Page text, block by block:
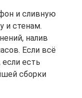
и сливную
и стенам.
налив
Если всё
есть
сборки